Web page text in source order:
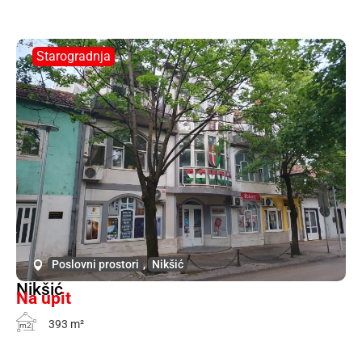
Starogradnja
Poslovni prostori , Nikšić
Nikšić
Na upit
m2 393 m²